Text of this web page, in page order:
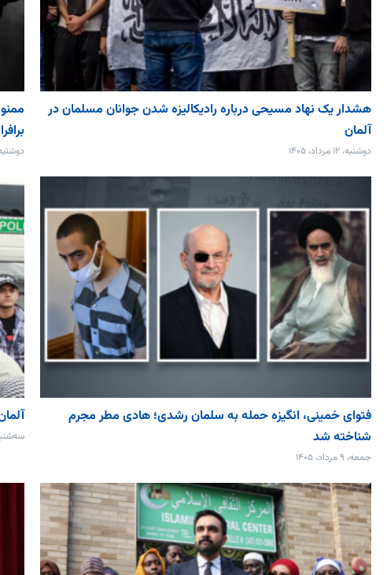
هشدار یک نهاد مسیحی درباره رادیکالیزه شدن جوانان مسلمان در
آلمان
دوشنبه، ۱۲ مرداد، ۱۴۰۵ دوشنبه، ۱۲
فتوای خمینی، انگیزه حمله به سلمان رشدی؛ هادی مطر مجرم
شناخته شد
جمعه، ۹ مرداد، ۱۴۰۵
آلمان: ۴۱۰ مسلمان تندرو در فهرست
سه‌شنبه، ۶